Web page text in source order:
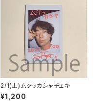
2/1(土)ムクッカシャチェキ
¥1,200